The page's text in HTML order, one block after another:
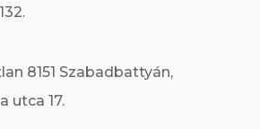
8151 Szabadbattyán,
utca 17.